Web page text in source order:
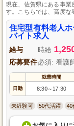
現在、佐賀県にある事業
す。こちらでは、高度な
通自動車運転免許があ
イカー通勤が可能なた
で安心して働ける環境
住宅型有料老人
バイト求人
給与 時給
応募要件必須: 看護
就業時間
日勤 8:30～ 17:30
未経験可 50代活躍 40